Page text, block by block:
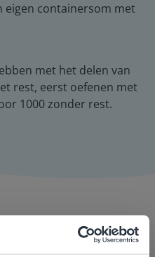
eigen containersom met
met het delen van
rest, eerst oefenen met
1000 zonder rest.